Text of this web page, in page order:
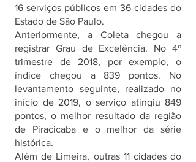
16 serviços públicos em 36 cidades do
Estado de São Paulo.
Anteriormente, a Coleta chegou a
registrar Grau de Excelência. No 4º
trimestre de 2018, por exemplo, o
índice chegou a 839 pontos. No
levantamento seguinte, realizado no
início de 2019, o serviço atingiu 849
pontos, o melhor resultado da região
de Piracicaba e o melhor da série
histórica.
Além de Limeira, outras 11 cidades do